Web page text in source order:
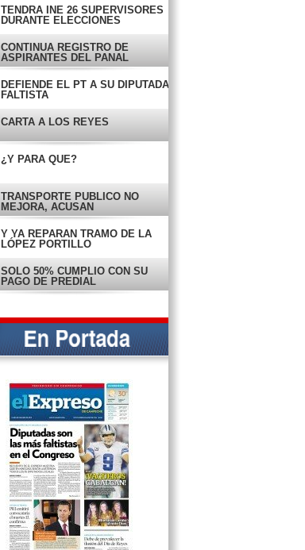
TENDRÁ INE 26 SUPERVISORES
DURANTE ELECCIONES
CONTINÚA REGISTRO DE
ASPIRANTES DEL PANAL
DEFIENDE EL PT A SU DIPUTADA
FALTISTA
CARTA A LOS REYES
¿Y PARA QUÉ?
TRANSPORTE PÚBLICO NO
MEJORA, ACUSAN
Y YA REPARAN TRAMO DE LA
LÓPEZ PORTILLO
SOLO 50% CUMPLIÓ CON SU
PAGO DE PREDIAL
FALTA DE APOYO
‘OLVIDAN’ LAS OBRAS EN EL
POBLADO DE CHINÁ
SANCIONAN A EMPRESA POR
NO PAGAR AGUINALDO
ALZA EN CANASTA BÁSICA
LESIONA ECONOMÍA
SUJETO ROBA AUTOMÓVIL EN
LA ESCÉNICA
LADRONES ‘VISITAN’ OTRA VEZ
A COMEX
SE REGISTRA EL SEGUNDO
SUICIDIO DEL 2015